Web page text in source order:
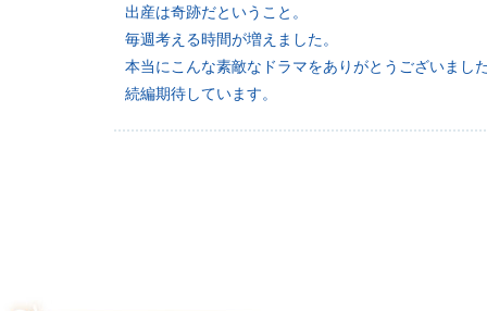
出産は奇跡だということ。
毎週考える時間が増えました。
本当にこんな素敵なドラマをありがとうございまし
続編期待しています。